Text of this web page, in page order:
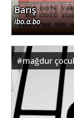
Barış
ibo.a.bo
#mağdur